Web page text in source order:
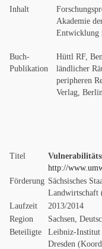
Inhalt
Buch-
Publikation
Akademie
Entwicklung
Hüttl RF,
ländlicher
peripheren
Verlag,
Titel
http://
Förderung Sächsisches
Landwirtschaft
Laufzeit
2013/2014
Region
Sachsen,
Beteiligte
Leibniz-Institut
Dresden